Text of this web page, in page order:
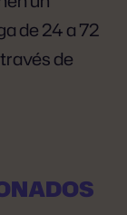
de 24 a 72
de